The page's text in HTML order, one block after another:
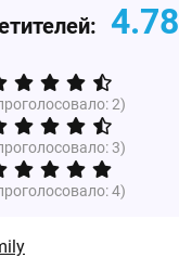
4.78
2)
3)
4)